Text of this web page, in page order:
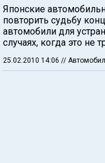
Японские
повторить судьбу
автомобили для
случаях, когда это не
25.02.2010 14:06 //